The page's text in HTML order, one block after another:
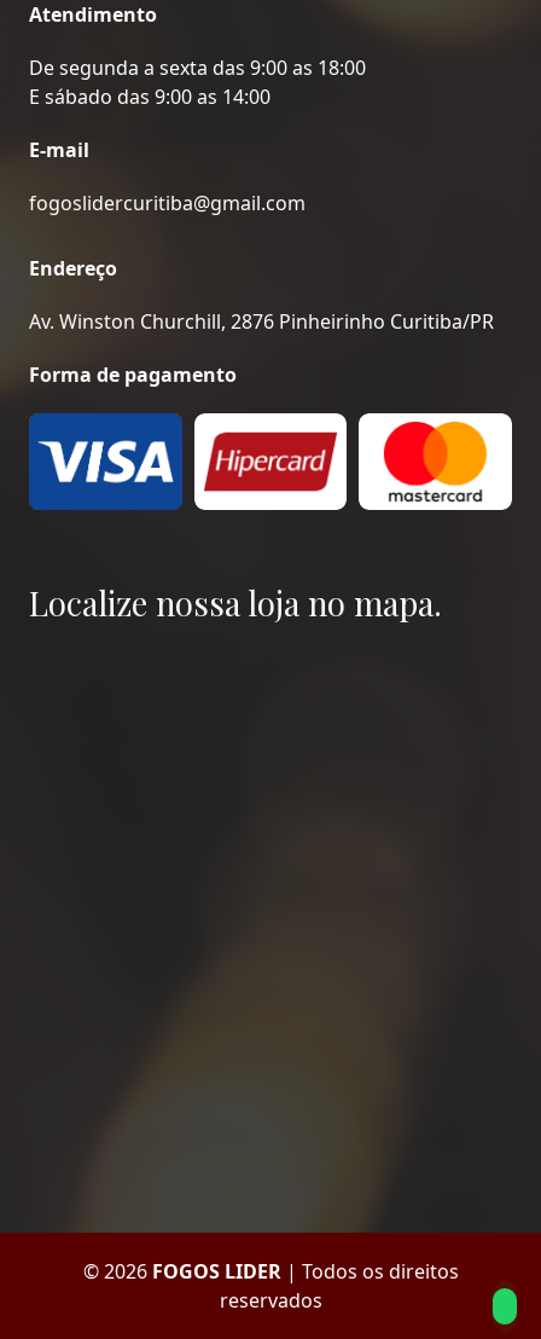
Atendimento
De segunda a sexta das 9:00 as 18:00
E sábado das 9:00 as 14:00
E-mail
fogoslidercuritiba@gmail.com
Endereço
Av. Winston Churchill, 2876 Pinheirinho Curitiba/PR
Forma de pagamento
Localize nossa loja no mapa.
© 2026 FOGOS LIDER| Todos os direitos
reservados